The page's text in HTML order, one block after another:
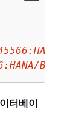
Foo/
Bar/DB/
터베이